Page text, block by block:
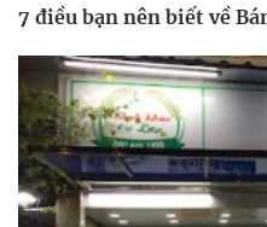
7 điều bạn nên biết về